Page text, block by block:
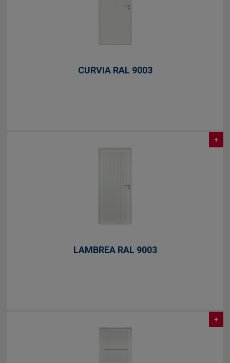
CURVIA RAL 9003
+
LAMBREA RAL 9003
+